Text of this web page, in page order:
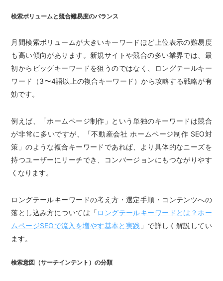
検索ボリュームと競合難易度のバランス
月間検索ボリュームが大きいキーワードほど上位表示の難易度
も高い傾向があります。新規サイトや競合の多い業界では、最
初からビッグキーワードを狙うのではなく、ロングテールキー
ワード（3〜4語以上の複合キーワード）から攻略する戦略が有
効です。
例えば、「ホームページ制作」という単独のキーワードは競合
が非常に多いですが、「不動産会社 ホームページ制作 SEO対
策」のような複合キーワードであれば、より具体的なニーズを
持つユーザーにリーチでき、コンバージョンにもつながりやす
くなります。
ロングテールキーワードの考え方・選定手順・コンテンツへの
落とし込み方については「ロングテールキーワードとは？ホー
ムページSEOで流入を増やす基本と実践 」で詳しく解説してい
ます。
検索意図（サーチインテント）の分類